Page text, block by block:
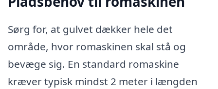
Sørg for, at gulvet dækker hele det
område, hvor romaskinen skal stå og
bevæge sig. En standard romaskine
kræver typisk mindst 2 meter i længden